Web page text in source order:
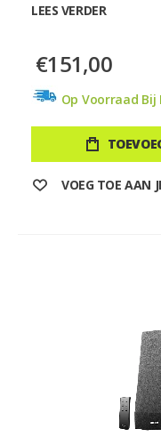
LEES VERDER
€151,00
Op Voorraad Bij
VOEG TOE AAN